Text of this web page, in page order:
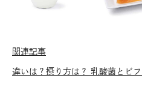
関連記事
違いは？摂り方は？ 乳酸菌とビ